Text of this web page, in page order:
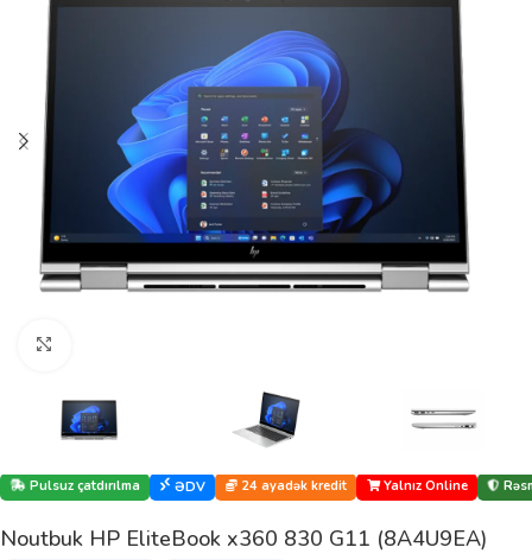
Pulsuz çatdırılma ƏDV 24 ayadək kredit Yalnız Online
Noutbuk HP EliteBook x360 830 G11 (8A4U9EA)